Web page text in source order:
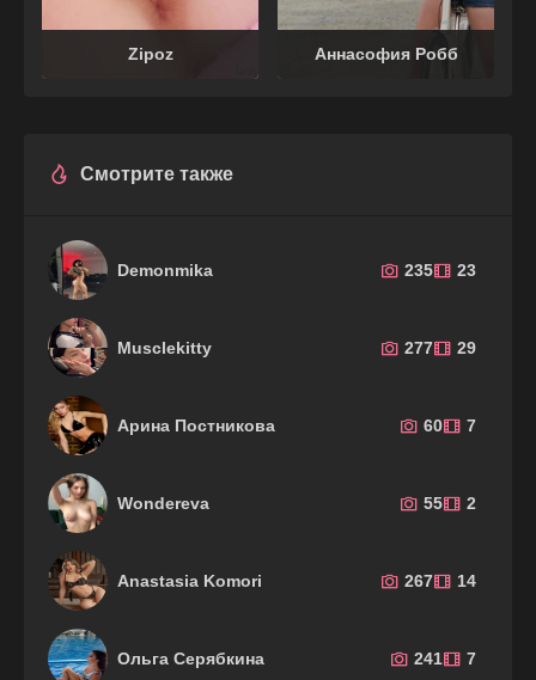
Zipoz Аннасофия Робб
Смотрите также
Demonmika 235 23
Musclekitty 277 29
Арина Постникова 60 7
Wondereva 55 2
Anastasia Komori 267 14
Ольга Серябкина 241 7